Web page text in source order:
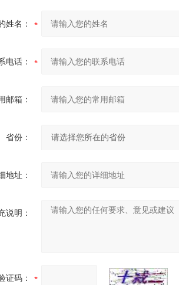
姓名：
电话：
邮箱：
省份：
地址：
说明：
证码：